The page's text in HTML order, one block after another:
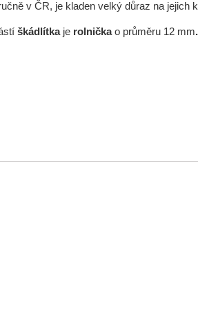
v ČR, je kladen velký důraz na jejich
škádlítkaje rolničkao průměru 12 mm.